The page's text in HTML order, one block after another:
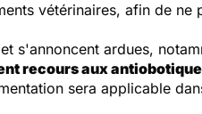
vétérinaires, afin de ne
s'annoncent ardues,
recours aux
sera applicable